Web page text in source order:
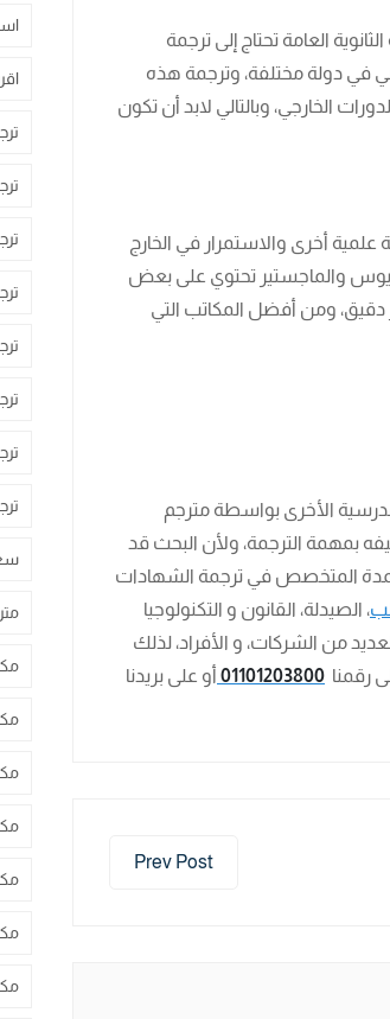
العامة تحتاج إلى ترجمة
في دولة مختلفة، وترجمة هذه
الخارجي، وبالتالي لابد أن تكون
أخرى والاستمرار في الخارج
والماجستير تحتوي على بعض
ومن أفضل المكاتب التي
الأخرى بواسطة مترجم
بمهمة الترجمة، ولأن البحث قد
المتخصص في ترجمة الشهادات
، الصيدلة، القانون و التكنولوجيا
من الشركات، و الأفراد، لذلك
رقمنا 01101203800 أو على بريدنا
Prev Post